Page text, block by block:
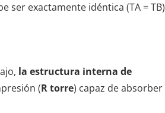
ser exactamente idéntica (TA = TB)
la estructura interna de
(R torre) capaz de absorber